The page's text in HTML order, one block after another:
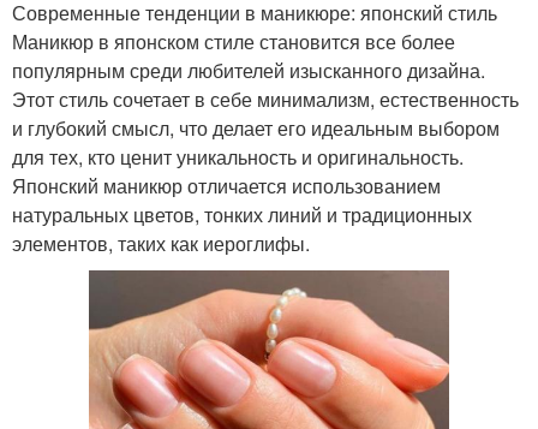
Современные тенденции в маникюре: японский стиль
Маникюр в японском стиле становится все более
популярным среди любителей изысканного дизайна.
Этот стиль сочетает в себе минимализм, естественность
и глубокий смысл, что делает его идеальным выбором
для тех, кто ценит уникальность и оригинальность.
Японский маникюр отличается использованием
натуральных цветов, тонких линий и традиционных
элементов, таких как иероглифы.